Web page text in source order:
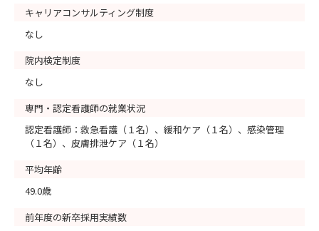
キャリアコンサルティング制度
なし
院内検定制度
なし
専門・認定看護師の就業状況
認定看護師：救急看護（１名）、緩和ケア（１名）、感染管理
（１名）、皮膚排泄ケア（１名）
平均年齢
49.0歳
前年度の新卒採用実績数